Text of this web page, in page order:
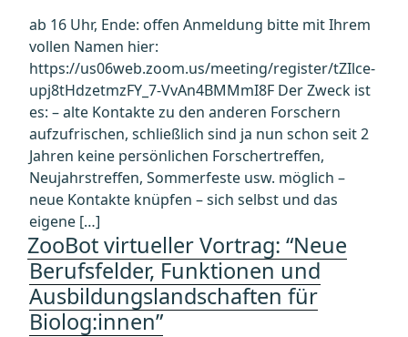
ab 16 Uhr, Ende: offen Anmeldung bitte mit Ihrem
vollen Namen hier:
https://us06web.zoom.us/meeting/register/tZIlce-
upj8tHdzetmzFY_7-VvAn4BMMmI8F Der Zweck ist
es: – alte Kontakte zu den anderen Forschern
aufzufrischen, schließlich sind ja nun schon seit 2
Jahren keine persönlichen Forschertreffen,
Neujahrstreffen, Sommerfeste usw. möglich –
neue Kontakte knüpfen – sich selbst und das
eigene […]
ZooBot virtueller Vortrag: “Neue
Berufsfelder, Funktionen und
Ausbildungslandschaften für
Biolog:innen”